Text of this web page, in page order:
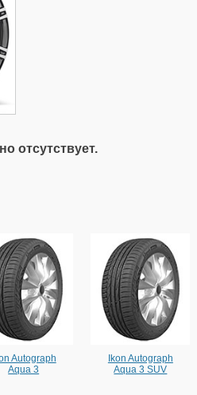
отсутствует.
Autograph
Aqua 3
Ikon Autograph
Aqua 3 SUV